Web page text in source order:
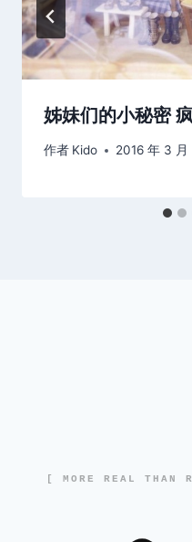
姊妹们的小秘密
作者 Kido 2016 年 3 月
[ MORE REAL THAN